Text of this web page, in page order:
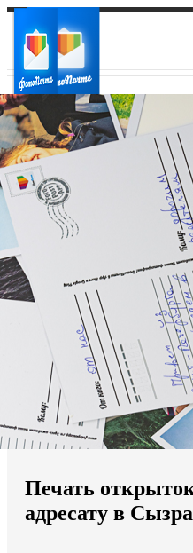
Ваш город:
Ваш регион доставки
Выберите из списка:
Мы доставляем по всему
Продолжить без города
Печать
адресату в